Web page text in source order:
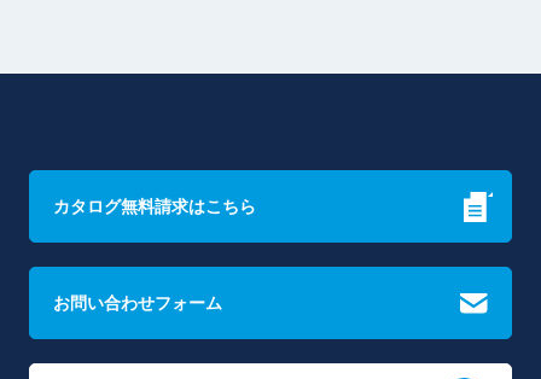
カタログ無料請求はこちら
お問い合わせフォーム